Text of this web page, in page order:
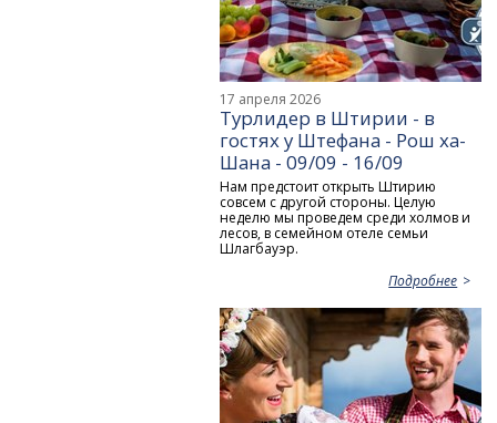
17 апреля 2026
Турлидер в Штирии - в
гостях у Штефана - Рош ха-
Шана - 09/09 - 16/09
Нам предстоит открыть Штирию
совсем с другой стороны. Целую
неделю мы проведем среди холмов и
лесов, в семейном отеле семьи
Шлагбауэр.
Подробнее